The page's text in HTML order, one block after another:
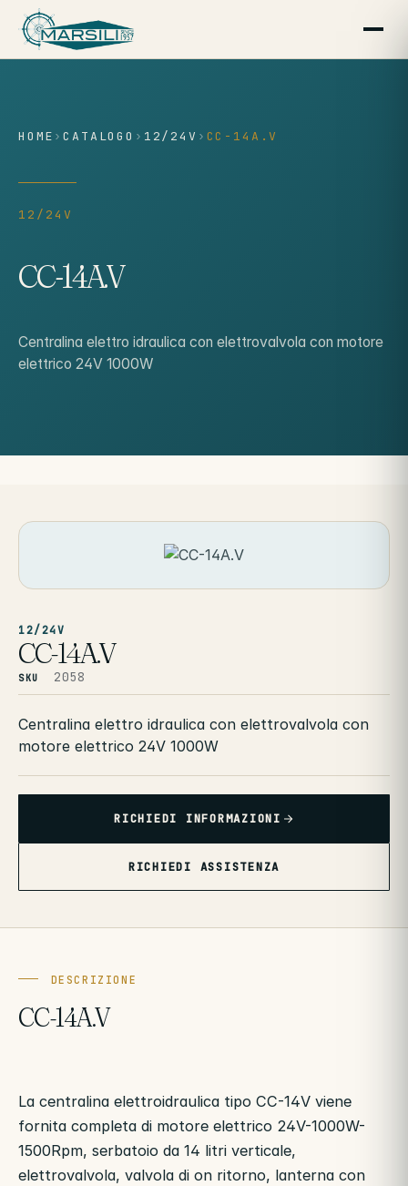
contenuto
HOME ›CATALOGO › 12/24V › CC-14A.V
12/24V
CC-14A.V
Centralina elettro idraulica con elettrovalvola con motore
elettrico 24V 1000W
12/24V
CC-14A.V
SKU 2058
Centralina elettro idraulica con elettrovalvola con
motore elettrico 24V 1000W
RICHIEDI INFORMAZIONI
RICHIEDI ASSISTENZA
DESCRIZIONE
CC-14A.V
La centralina elettroidraulica tipo CC-14V viene
fornita completa di motore elettrico 24V-1000W-
1500Rpm, serbatoio da 14 litri verticale,
elettrovalvola, valvola di on ritorno, lanterna con